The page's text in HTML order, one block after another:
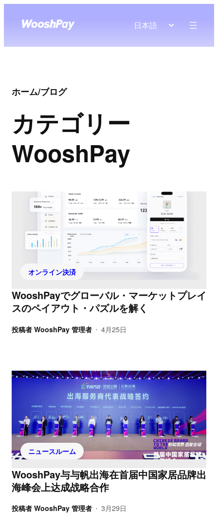
日本語
ホーム/ブログ
カテゴリー
WooshPay
オンライン決済
WooshPayでグローバル・マーケットプレイ
スのペイアウト・パズルを解く
投稿者 WooshPay 管理者 • 4月25日
ニュースルーム
WooshPay与与帆出海在首届中国家居品牌出
海峰会上达成战略合作
投稿者 WooshPay 管理者 • 3月29日